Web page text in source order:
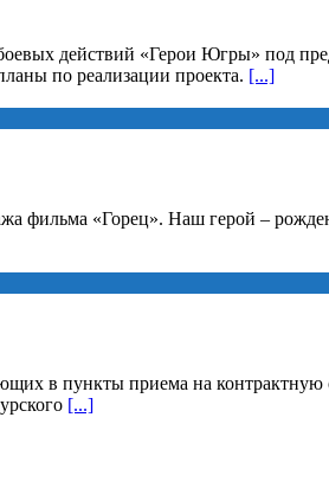
действий «Герои Югры» под
по реализации проекта. [...]
фильма «Горец». Наш герой –
в пункты приема на контрактную
[...]